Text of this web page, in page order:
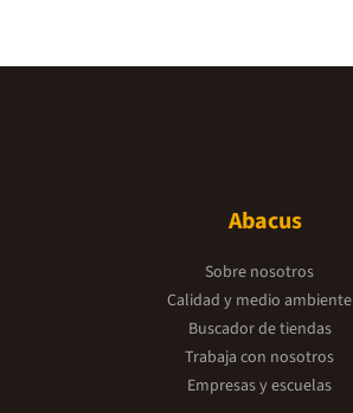
Abacus
Sobre nosotros
Calidad y medio ambiente
Buscador de tiendas
Trabaja con nosotros
Empresas y escuelas